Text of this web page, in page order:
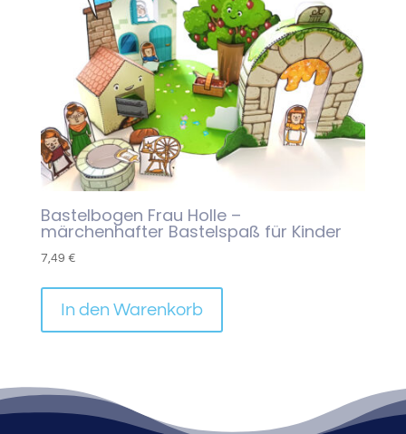
Bastelbogen Frau Holle –
märchenhafter Bastelspaß für Kinder
7,49 €
In den Warenkorb